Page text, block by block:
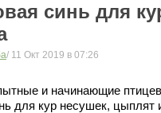
синь для
/ 11 Окт 2019 в 07:26
и начинающие
для кур несушек,